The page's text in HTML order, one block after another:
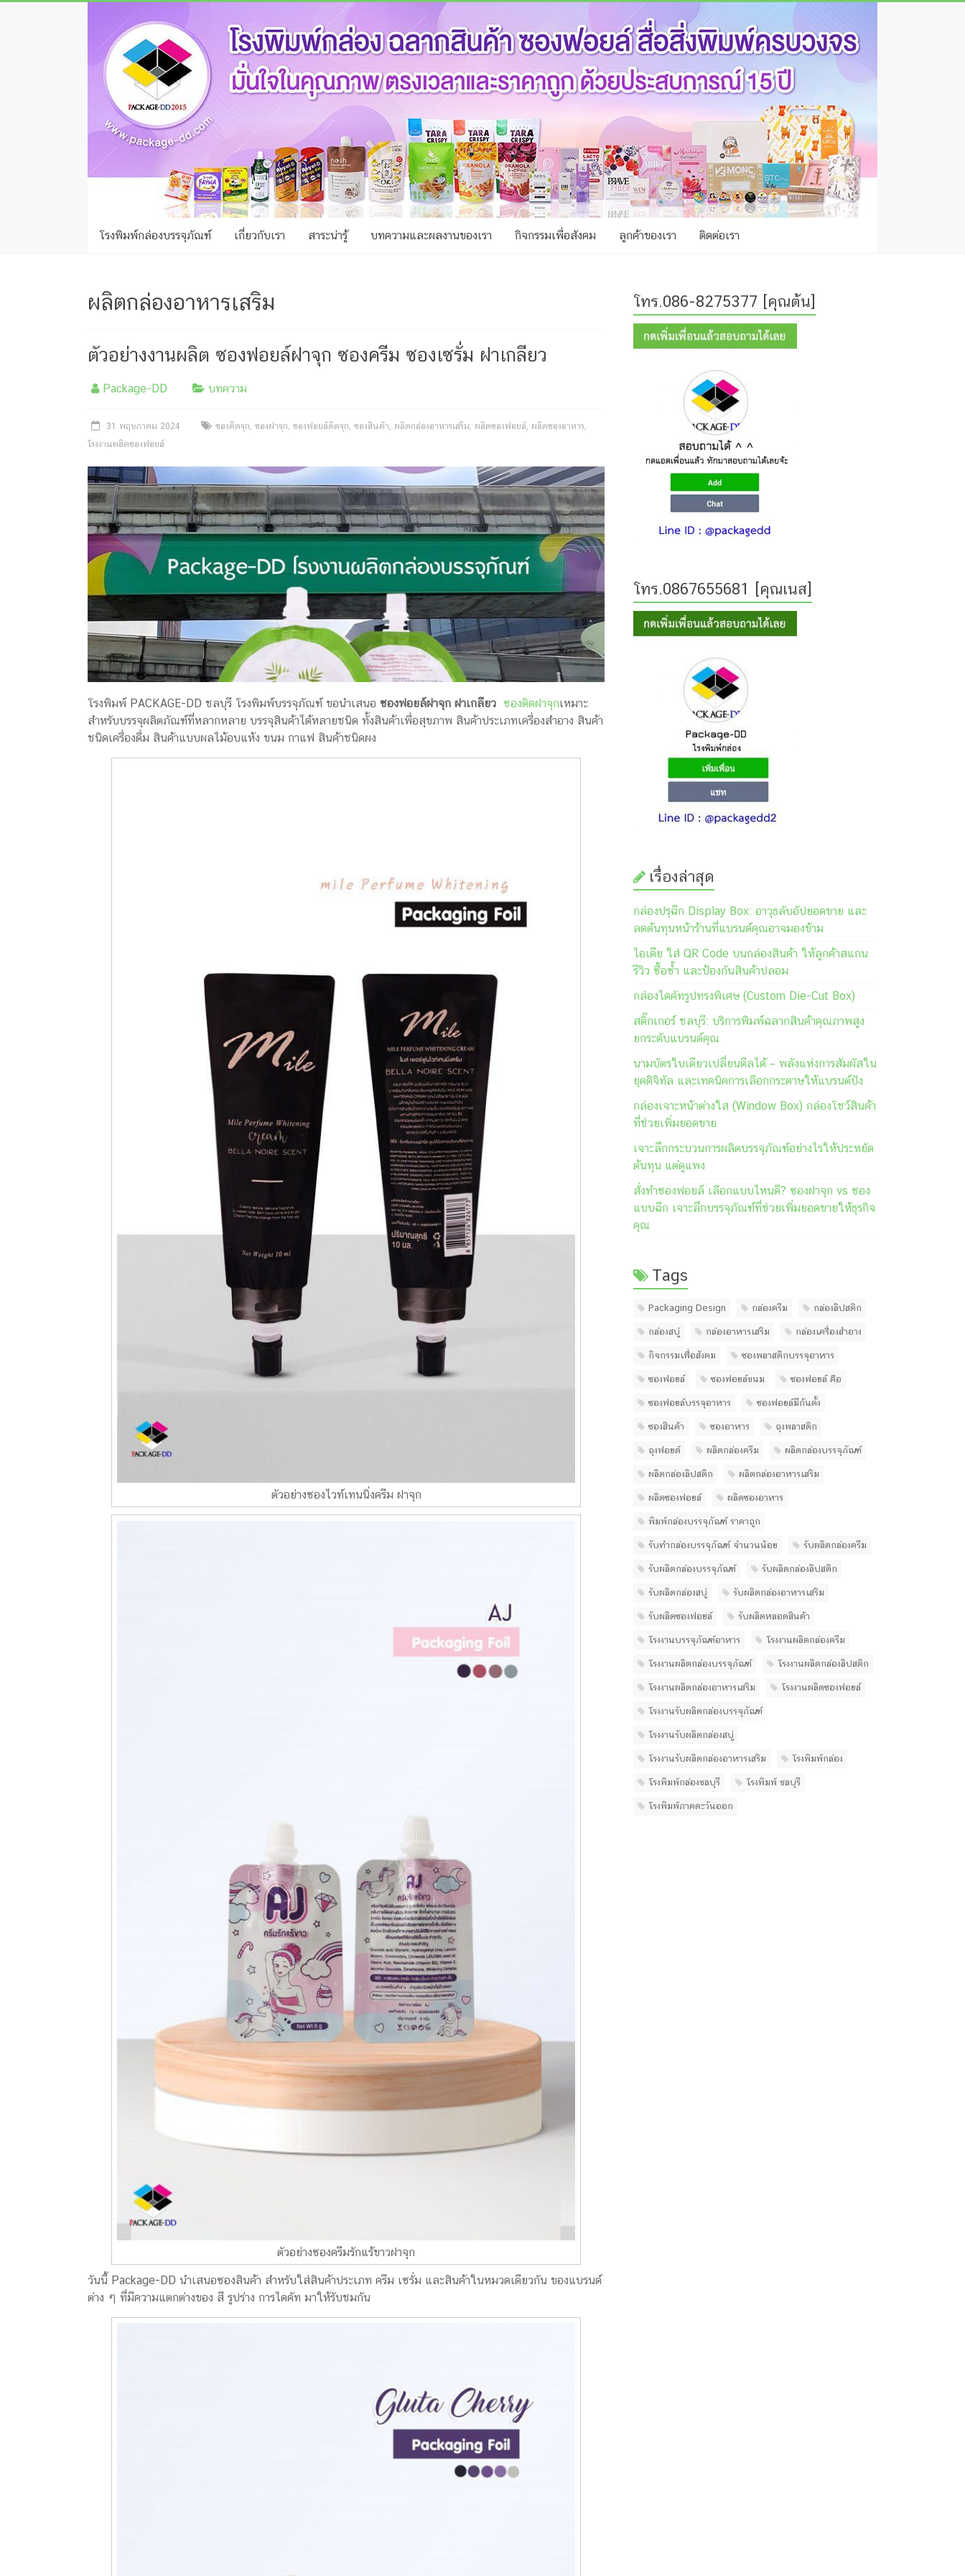
โรง
พิมพ์
กล่อง
ชลบุรี
โรงงาน
ผลิต
รับ
กล่อง
บรรจุ
ภัณฑ์
ฉลาก
ครบ
วงจร
ผลิต
ซอง
ฟอยล์
รับ
ผลิต
กล่อง
รับ
ผลิต
กล่อง
ครีม
รับ
ผลิต
กล่อง
สบู่
Packaging
Design
โรงพิมพ์กล่องบรรจุภัณฑ์ เกี่ยวกับเรา สาระน่ารู้ บทความและผลงานของเรา กิจกรรมเพื่อสังคม ลูกค้าของเรา ติดต่อเรา
ผลิตกล่องอาหารเสริม
ตัวอย่างงานผลิต ซองฟอยล์ฝาจุก ซองครีม ซองเซรั่ม ฝาเกลียว
Package-DD บทความ
31 พฤษภาคม 2024 ซองติดจุก, ซองฝาจุก, ซองฟอยล์ติดจุก, ซองสินค้า, ผลิตกล่องอาหารเสริม, ผลิตซองฟอยล์, ผลิตซองอาหาร,
โรงงานผลิตซองฟอยล์
โรงพิมพ์ PACKAGE-DD ชลบุรี โรงพิมพ์บรรจุภัณฑ์ ขอนำเสนอ ซองฟอยล์ฝาจุก ฝาเกลียว ซองติดฝาจุกเหมาะ
สำหรับบรรจุผลิตภัณฑ์ที่หลากหลาย บรรจุสินค้าได้หลายชนิด ทั้งสินค้าเพื่อสุขภาพ สินค้าประเภทเครื่องสำอาง สินค้า
ชนิดเครื่องดื่ม สินค้าแบบผลไม้อบแห้ง ขนม กาแฟ สินค้าชนิดผง
ตัวอย่างซองไวท์เทนนิ่งครีม ฝาจุก
ตัวอย่างซองครีมรักแร้ขาวฝาจุก
วันนี้ Package-DD นำเสนอซองสินค้า สำหรับใส่สินค้าประเภท ครีม เซรั่ม และสินค้าในหมวดเดียวกัน ของแบรนด์
ต่าง ๆ ที่มีความแตกต่างของ สี รูปร่าง การไดคัท มาให้รับชมกัน
โทร.086-8275377 [คุณต้น]
โทร.0867655681 [คุณเนส]
เรื่องล่าสุด
กล่องปรุฉีก Display Box: อาวุธลับอัปยอดขาย และ
ลดต้นทุนหน้าร้านที่แบรนด์คุณอาจมองข้าม
ไอเดีย ใส่ QR Code บนกล่องสินค้า ให้ลูกค้าสแกน
รีวิว ซื้อซ้ำ และป้องกันสินค้าปลอม
กล่องไดคัทรูปทรงพิเศษ (Custom Die-Cut Box)
สติ๊กเกอร์ ชลบุรี: บริการพิมพ์ฉลากสินค้าคุณภาพสูง
ยกระดับแบรนด์คุณ
นามบัตรใบเดียวเปลี่ยนดีลได้ – พลังแห่งการสัมผัสใน
ยุคดิจิทัล และเทคนิคการเลือกกระดาษให้แบรนด์ปัง
กล่องเจาะหน้าต่างใส (Window Box) กล่องโชว์สินค้า
ที่ช่วยเพิ่มยอดขาย
เจาะลึกกระบวนการผลิตบรรจุภัณฑ์อย่างไรให้ประหยัด
ต้นทุน แต่ดูแพง
สั่งทำซองฟอยล์ เลือกแบบไหนดี? ซองฝาจุก vs ซอง
แบบฉีก เจาะลึกบรรจุภัณฑ์ที่ช่วยเพิ่มยอดขายให้ธุรกิจ
คุณ
Tags
Packaging Design กล่องครีม กล่องลิปสติก
กล่องสบู่ กล่องอาหารเสริม กล่องเครื่องสำอาง
กิจกรรมเพื่อสังคม ซองพลาสติกบรรจุอาหาร
ซองฟอยล์ ซองฟอยล์ขนม ซองฟอยล์ คือ
ซองฟอยล์บรรจุอาหาร ซองฟอยล์มีก้นตั้ง
ซองสินค้า ซองอาหาร ถุงพลาสติก
ถุงฟอยด์ ผลิตกล่องครีม ผลิตกล่องบรรจุภัณฑ์
ผลิตกล่องลิปสติก ผลิตกล่องอาหารเสริม
ผลิตซองฟอยล์ ผลิตซองอาหาร
พิมพ์กล่องบรรจุภัณฑ์ ราคาถูก
รับทํากล่องบรรจุภัณฑ์ จํานวนน้อย รับผลิตกล่องครีม
รับผลิตกล่องบรรจุภัณฑ์ รับผลิตกล่องลิปสติก
รับผลิตกล่องสบู่ รับผลิตกล่องอาหารเสริม
รับผลิตซองฟอยล์ รับผลิตหลอดสินค้า
โรงงานบรรจุภัณฑ์อาหาร โรงงานผลิตกล่องครีม
โรงงานผลิตกล่องบรรจุภัณฑ์ โรงงานผลิตกล่องลิปสติก
โรงงานผลิตกล่องอาหารเสริม โรงงานผลิตซองฟอยล์
โรงงานรับผลิตกล่องบรรจุภัณฑ์
โรงงานรับผลิตกล่องสบู่
โรงงานรับผลิตกล่องอาหารเสริม โรงพิมพ์กล่อง
โรงพิมพ์กล่องชลบุรี โรงพิมพ์ ชลบุรี
โรงพิมพ์ภาคตะวันออก